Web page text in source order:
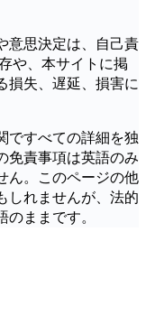
意思決定は、自己責
や、本サイトに掲
損失、遅延、損害に
ですべての詳細を独
免責事項は英語のみ
ん。このページの他
しれませんが、法的
ままです。